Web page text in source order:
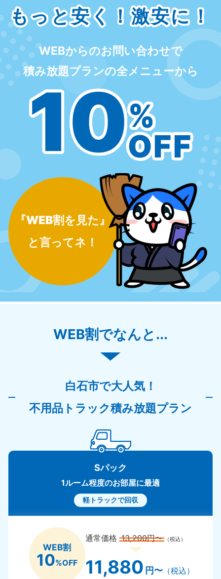
もっと安く！激安に！
WEBからのお問い合わせで
積み放題プランの全メニューから
10%
OFF
『WEB割を見た』
と言ってネ！
WEB割でなんと...
白石市で大人気！
不用品トラック積み放題プラン
Sパック
1ルーム程度のお部屋に最適
軽トラックで回収
WEB割
10%OFF
通常価格13,200円〜 （税込）
11,880 円〜（税込）